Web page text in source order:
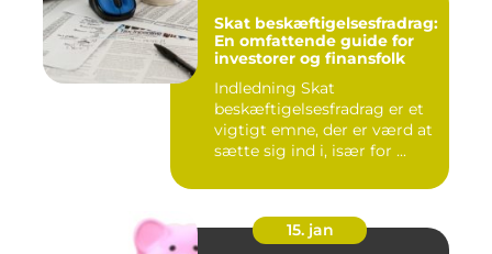
Skat beskæftigelsesfradrag:
En omfattende guide for
investorer og finansfolk
Indledning Skat
beskæftigelsesfradrag er et
vigtigt emne, der er værd at
sætte sig ind i, især for ...
15. jan